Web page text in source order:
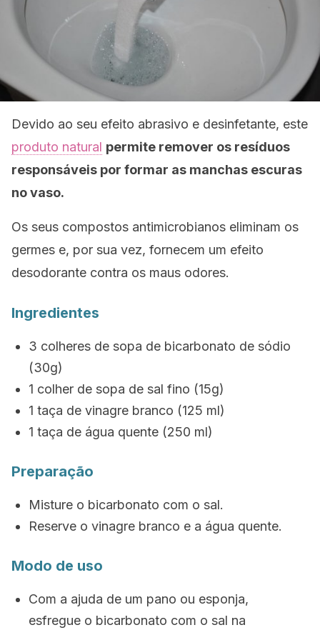
Devido ao seu efeito abrasivo e desinfetante, este
produto natural permite remover os resíduos
responsáveis por formar as manchas escuras
no vaso.
Os seus compostos antimicrobianos eliminam os
germes e, por sua vez, fornecem um efeito
desodorante contra os maus odores.
Ingredientes
3 colheres de sopa de bicarbonato de sódio
(30g)
1 colher de sopa de sal fino (15g)
1 taça de vinagre branco (125 ml)
1 taça de água quente (250 ml)
Preparação
Misture o bicarbonato com o sal.
Reserve o vinagre branco e a água quente.
Modo de uso
Com a ajuda de um pano ou esponja,
esfregue o bicarbonato com o sal na